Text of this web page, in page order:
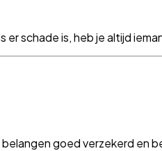
schade is, heb je altijd
goed verzekerd en